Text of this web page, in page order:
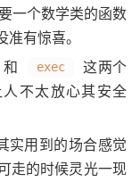
一个数学类的函数
有惊喜。
和 exec
这两个
不太放心其安全
实用到的场合感觉
走的时候灵光一现